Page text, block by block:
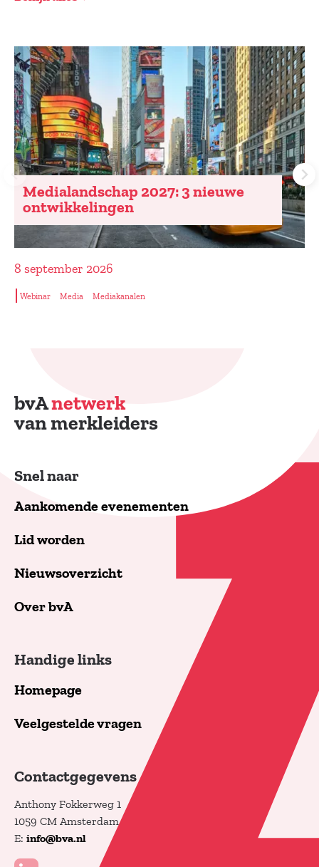
Medialandschap 2027: 3 nieuwe
ontwikkelingen
8 september 2026
Webinar Media Mediakanalen
bvAnetwerk
van merkleiders
Snel naar
Aankomende evenementen
Lid worden
Nieuwsoverzicht
Over bvA
Handige links
Homepage
Veelgestelde vragen
Contactgegevens
Anthony Fokkerweg 1
1059 CM Amsterdam
E: info@bva.nl